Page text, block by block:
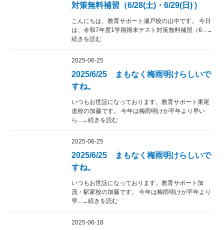
対策無料補習（6/28(土)・6/29(日) )
こんにちは、教育サポート瀬戸校の山中です。 今日
は、令和7年度1学期期末テスト対策無料補習（6...→
続きを読む
2025-06-25
2025/6/25 まもなく梅雨明けらしいで
すね。
いつもお世話になっております。教育サポート東尾
道校の加藤です。 今年は梅雨明けが平年より早い
ら...→続きを読む
2025-06-25
2025/6/25 まもなく梅雨明けらしいで
すね。
いつもお世話になっております。教育サポート加
茂・駅家校の加藤です。 今年は梅雨明けが平年より
早...→続きを読む
2025-06-18